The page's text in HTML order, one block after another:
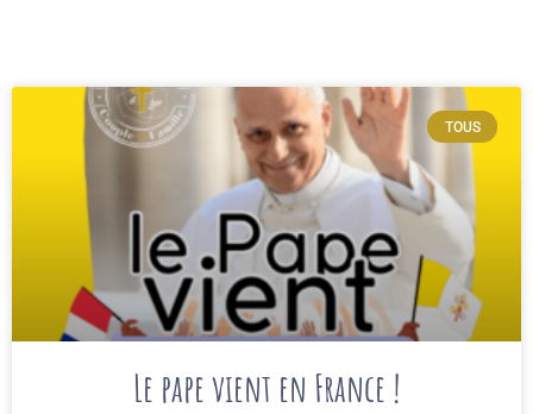
TOUS
Le pape vient en France !